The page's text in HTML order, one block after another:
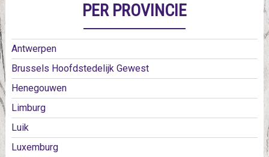
PER PROVINCIE
Antwerpen
Brussels Hoofdstedelijk Gewest
Henegouwen
Limburg
Luik
Luxemburg